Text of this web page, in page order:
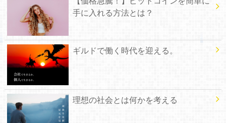
手に入れる方法とは？
ギルドで働く時代を迎える。
理想の社会とは何かを考える